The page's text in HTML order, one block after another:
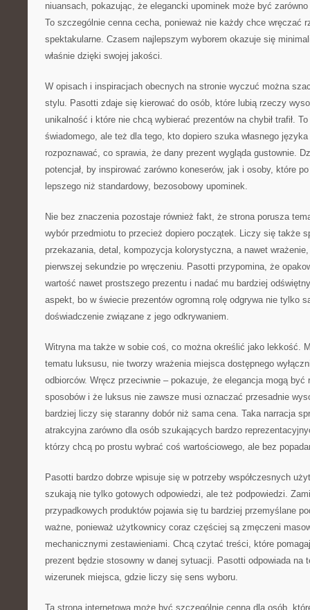
niuansach, pokazując, że elegancki upominek może być
To szczególnie cenna cecha, ponieważ nie każdy chce wręczać
spektakularne. Czasem najlepszym wyborem okazuje się
właśnie dzięki swojej jakości.
W opisach i inspiracjach obecnych na stronie wyczuć można
stylu. Pasotti zdaje się kierować do osób, które lubią rzeczy
unikalność i które nie chcą wybierać prezentów na chybił trafił.
świadomego, ale też dla tego, kto dopiero szuka własnego
rozpoznawać, co sprawia, że dany prezent wygląda gustownie.
potencjał, by inspirować zarówno koneserów, jak i osoby, które
lepszego niż standardowy, bezosobowy upominek.
Nie bez znaczenia pozostaje również fakt, że strona porusza
wybór przedmiotu to przecież dopiero początek. Liczy się także
przekazania, detal, kompozycja kolorystyczna, a nawet
pierwszej sekundzie po wręczeniu. Pasotti przypomina, że
wartość nawet prostszego prezentu i nadać mu bardziej
aspekt, bo w świecie prezentów ogromną rolę odgrywa nie tylko
doświadczenie związane z jego odkrywaniem.
Witryna ma także w sobie coś, co można określić jako lekkość.
tematu luksusu, nie tworzy wrażenia miejsca dostępnego
odbiorców. Wręcz przeciwnie – pokazuje, że elegancja mogą być
sposobów i że luksus nie zawsze musi oznaczać przesadnie
bardziej liczy się staranny dobór niż sama cena. Taka narracja
atrakcyjna zarówno dla osób szukających bardzo
którzy chcą po prostu wybrać coś wartościowego, ale bez
Pasotti bardzo dobrze wpisuje się w potrzeby współczesnych
szukają nie tylko gotowych odpowiedzi, ale też podpowiedzi.
przypadkowych produktów pojawia się tu bardziej przemyślane
ważne, ponieważ użytkownicy coraz częściej są zmęczeni
mechanicznymi zestawieniami. Chcą czytać treści, które
prezent będzie stosowny w danej sytuacji. Pasotti odpowiada na
wizerunek miejsca, gdzie liczy się sens wyboru.
Ta strona internetowa może być szczególnie cenna dla osób,